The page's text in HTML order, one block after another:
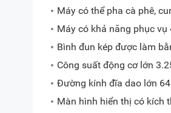
Máy có thể pha cà phê,
Máy có khả năng phục
Bình đun kép được làm
Công suất động cơ lớn
Đường kính đĩa dao lớn
Màn hình hiển thị có kích